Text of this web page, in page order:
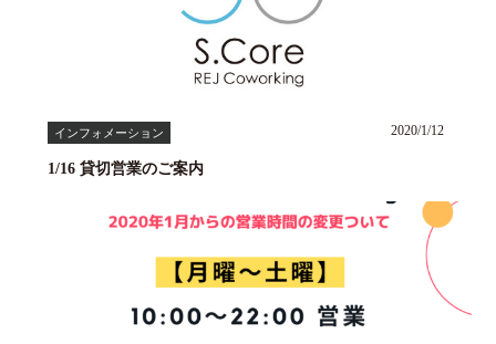
インフォメーション 2020/1/12
1/16 貸切営業のご案内